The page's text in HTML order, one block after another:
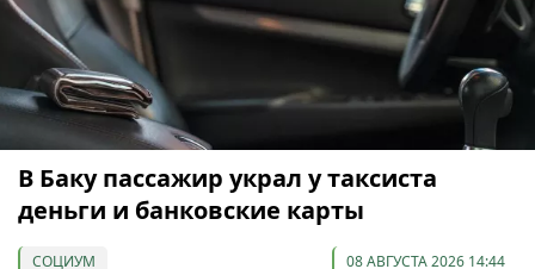
В Баку пассажир украл у таксиста
деньги и банковские карты
СОЦИУМ 08 АВГУСТА 2026 14:44